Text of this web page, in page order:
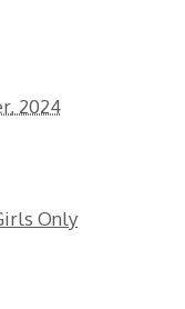
2024
Only